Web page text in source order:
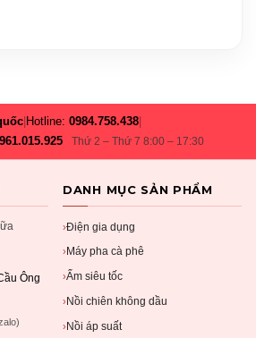
|Hotline:0984.758.438|
Thứ 2 – Thứ 7 8:00 – 17:30
Ông
DANH MỤC SẢN PHẨM
›Điện gia dụng
› Máy pha cà phê
›Ấm siêu tốc
› Nồi chiên không dầu
›Nồi áp suất